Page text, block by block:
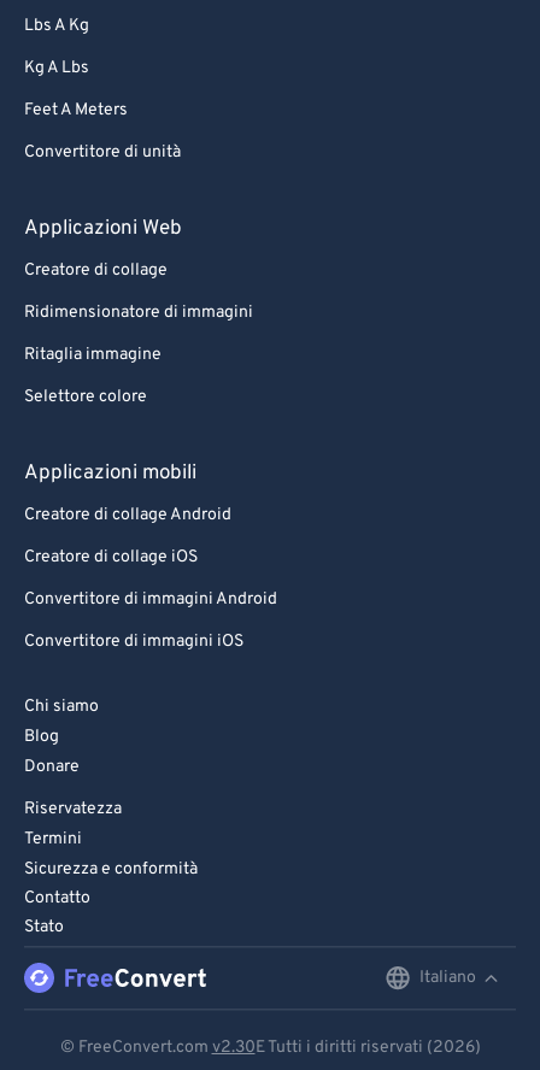
Lbs A Kg
Kg A Lbs
Feet A Meters
Convertitore di unità
Applicazioni Web
Creatore di collage
Ridimensionatore di immagini
Ritaglia immagine
Selettore colore
Applicazioni mobili
Creatore di collage Android
Creatore di collage iOS
Convertitore di immagini Android
Convertitore di immagini iOS
Chi siamo
Blog
Donare
Riservatezza
Termini
Sicurezza e conformità
Contatto
Stato
Italiano
© FreeConvert.com v2.30E Tutti i diritti riservati (2026)